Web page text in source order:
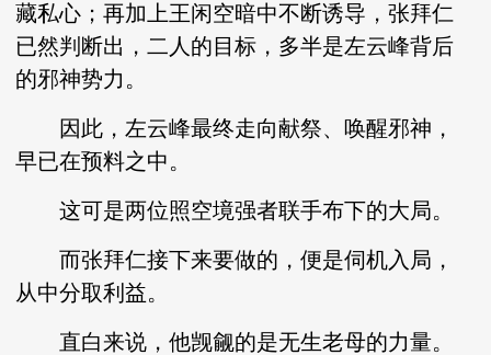
藏私心；再加上王闲空暗中不断诱导，张拜仁
已然判断出，二人的目标，多半是左云峰背后
的邪神势力。
因此，左云峰最终走向献祭、唤醒邪神，
早已在预料之中。
这可是两位照空境强者联手布下的大局。
而张拜仁接下来要做的，便是伺机入局，
从中分取利益。
直白来说，他觊觎的是无生老母的力量。